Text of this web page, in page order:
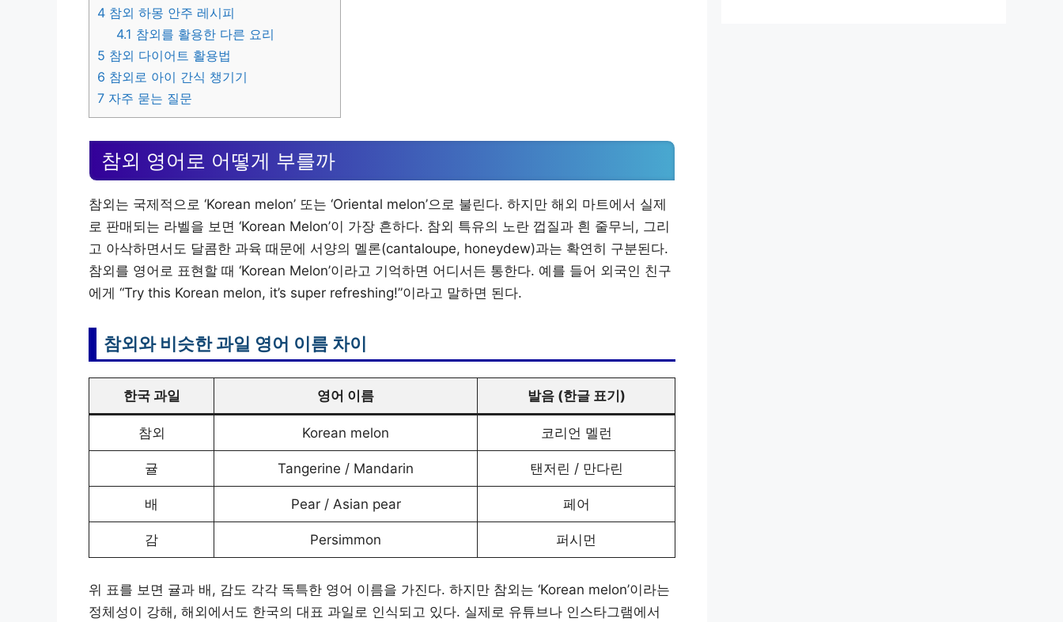
4 참외 하몽 안주 레시피
4.1 참외를 활용한 다른 요리
5 참외 다이어트 활용법
6 참외로 아이 간식 챙기기
7 자주 묻는 질문
참외 영어로 어떻게 부를까
참외는 국제적으로 ‘Korean melon’ 또는 ‘Oriental melon’으로 불린다. 하지만 해외 마트에서 실제
로 판매되는 라벨을 보면 ‘Korean Melon’이 가장 흔하다. 참외 특유의 노란 껍질과 흰 줄무늬, 그리
고 아삭하면서도 달콤한 과육 때문에 서양의 멜론(cantaloupe, honeydew)과는 확연히 구분된다.
참외를 영어로 표현할 때 ‘Korean Melon’이라고 기억하면 어디서든 통한다. 예를 들어 외국인 친구
에게 “Try this Korean melon, it’s super refreshing!”이라고 말하면 된다.
참외와 비슷한 과일 영어 이름 차이
한국 과일 영어 이름 발음 (한글 표기)
참외 Korean melon 코리언 멜런
귤 Tangerine / Mandarin 탠저린 / 만다린
배 Pear / Asian pear 페어
감 Persimmon 퍼시먼
위 표를 보면 귤과 배, 감도 각각 독특한 영어 이름을 가진다. 하지만 참외는 ‘Korean melon’이라는
정체성이 강해, 해외에서도 한국의 대표 과일로 인식되고 있다. 실제로 유튜브나 인스타그램에서